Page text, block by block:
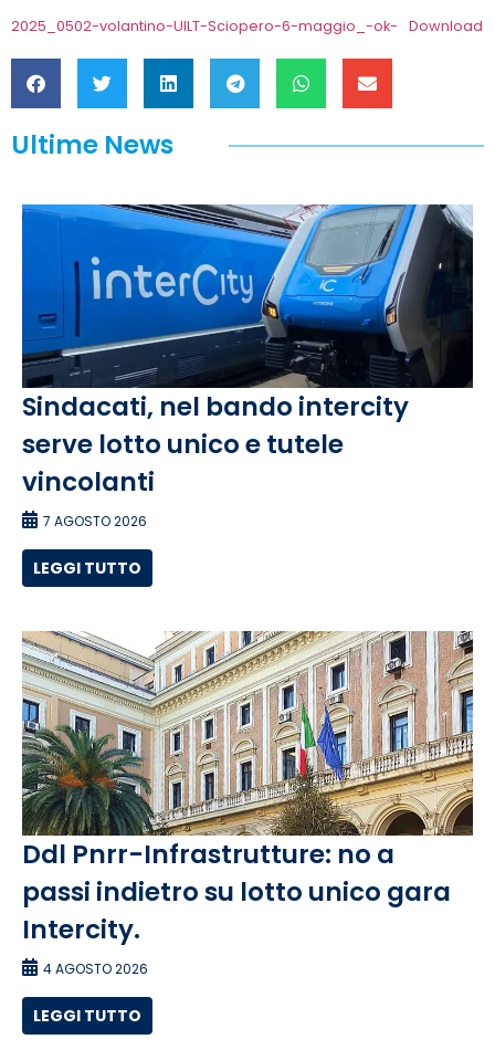
2025_0502-volantino-UILT-Sciopero-6-maggio_-ok- Download
Ultime News
Sindacati, nel bando intercity
serve lotto unico e tutele
vincolanti
7 AGOSTO 2026
LEGGI TUTTO
Ddl Pnrr-Infrastrutture: no a
passi indietro su lotto unico gara
Intercity.
4 AGOSTO 2026
LEGGI TUTTO